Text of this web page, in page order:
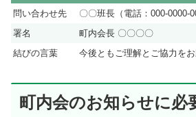
問い合わせ先
〇〇班長（電話：000-0000-
署名
町内会長 〇〇〇〇
結びの言葉
今後ともご理解とご協力をお
町内会のお知らせに必